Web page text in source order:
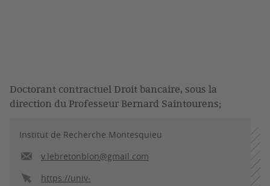
Doctorant contractuel Droit bancaire, sous la
direction du Professeur Bernard Saintourens;
Institut de Recherche Montesquieu
v.lebretonblon@gmail.com
https://univ-